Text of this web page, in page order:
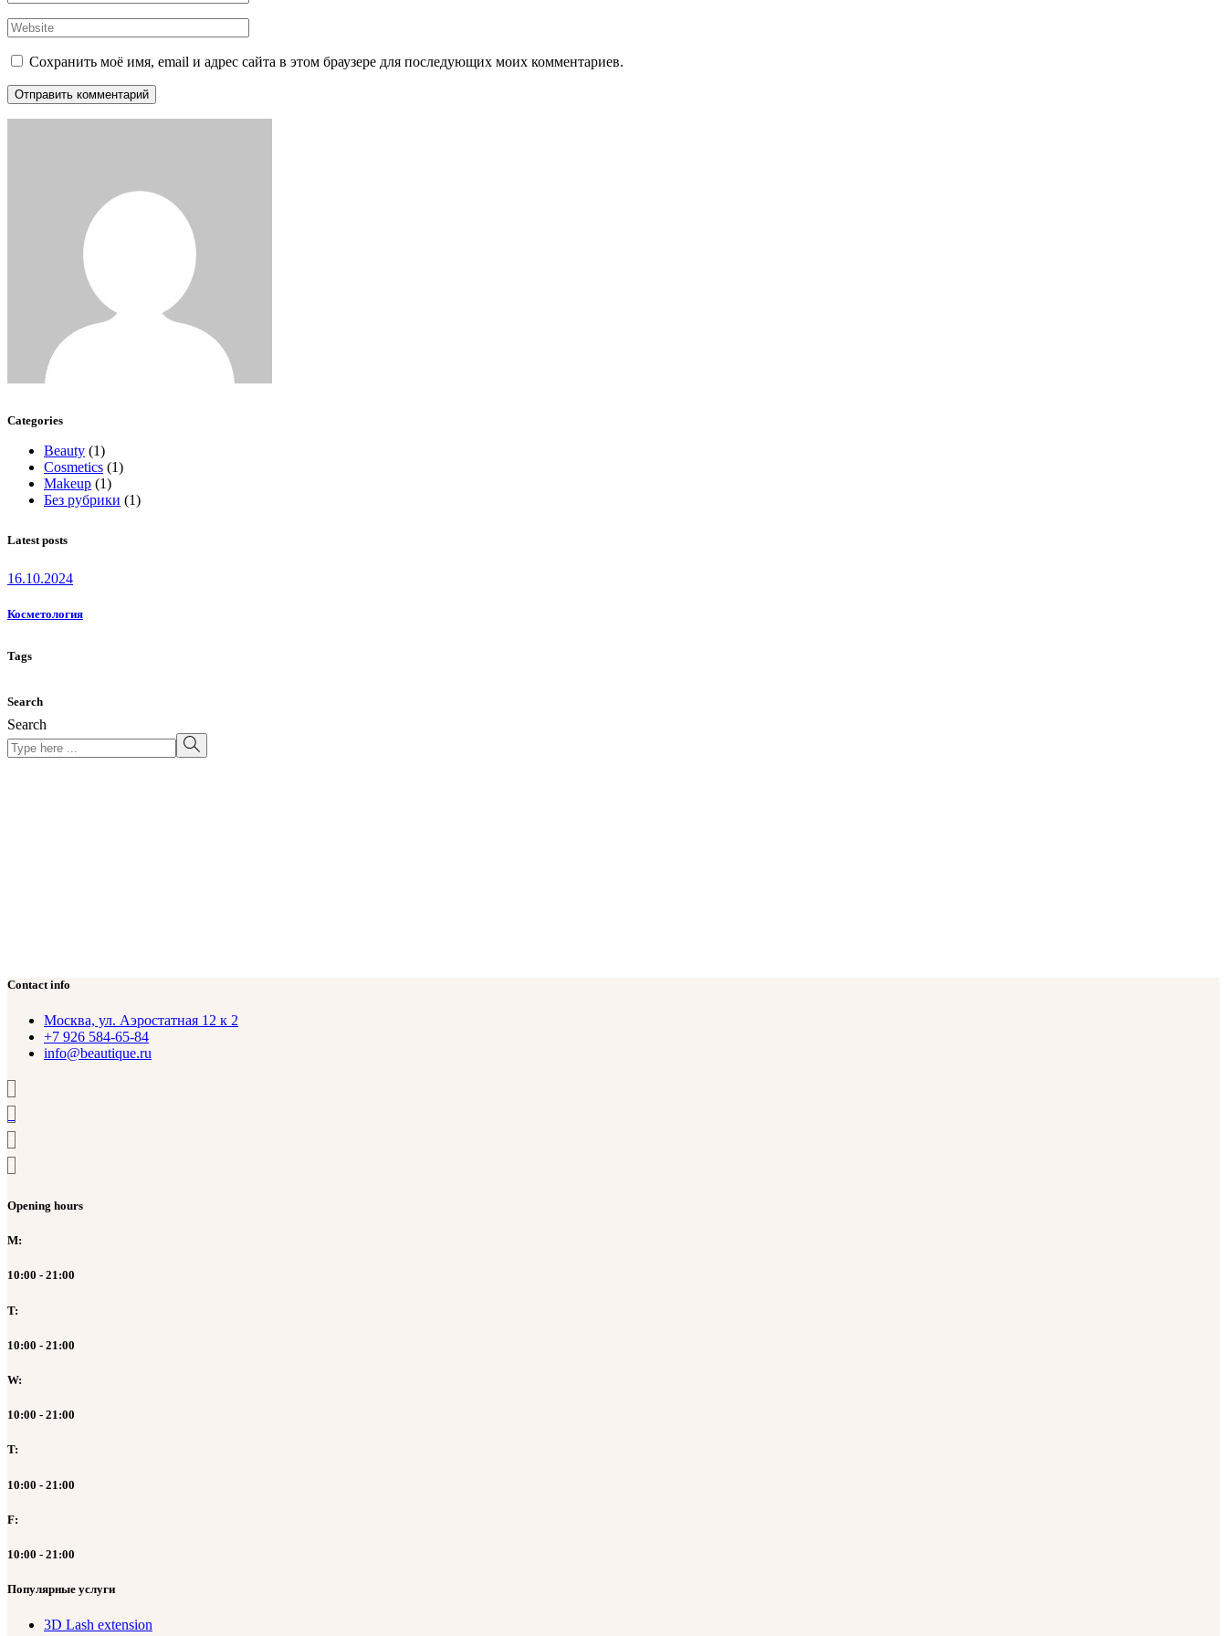
Сохранить моё имя, email и адрес сайта в этом браузере для последующих моих комментариев.
Отправить комментарий
Categories
Beauty (1)
Cosmetics (1)
Makeup (1)
Без рубрики (1)
Latest posts
16.10.2024
Косметология
Tags
Search
Search
Contact info
Москва, ул. Аэростатная 12 к 2
+7 926 584-65-84
info@beautique.ru
Opening hours
M:
10:00 - 21:00
T:
10:00 - 21:00
W:
10:00 - 21:00
T:
10:00 - 21:00
F:
10:00 - 21:00
Популярные услуги
3D Lash extension